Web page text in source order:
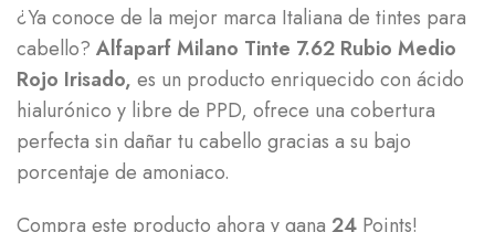
¿Ya conoce de la mejor marca Italiana de tintes para
cabello? Alfaparf Milano Tinte 7.62 Rubio Medio
Rojo Irisado, es un producto enriquecido con ácido
hialurónico y libre de PPD, ofrece una cobertura
perfecta sin dañar tu cabello gracias a su bajo
porcentaje de amoniaco.
Compra este producto ahora y gana 24 Points!